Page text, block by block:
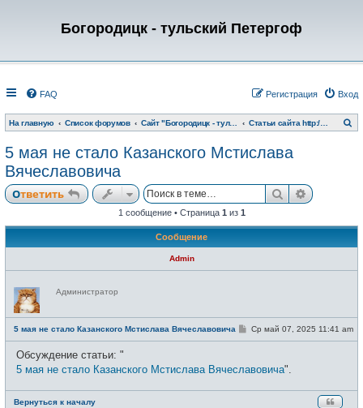
Богородицк - тульский Петергоф
FAQ Вход
Регистрация
На главную Список форумов Сайт "Богородицк - тульский Петергоф"
о
5 мая не стало Казанского Мстислава
Вячеславовича
Ответить Поиск
1 сообщение • Страница 1 из 1
Сообщение
Admin
Н
е
в
с
е
т
и
Администратор
5 мая не стало Казанского Мстислава Вячеславовича
С
щ
Ср май 07, 2025 11:41 am
Обсуждение статьи: "
5 мая не стало Казанского Мстислава Вячеславовича".
Вернуться к началу